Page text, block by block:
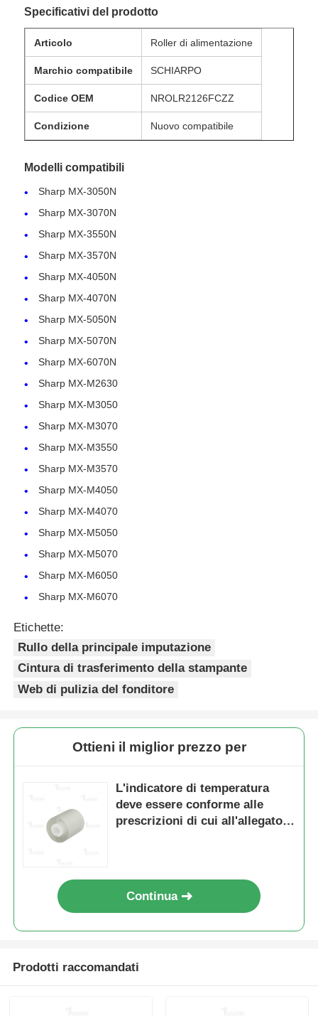
Casa
Prodotti
Chi siamo
Contattaci
Tutti i casi
Richiedere un preventivo
HP TONER CHIP
Chip toner Xerox
Chip toner Lexmark
Specificativi del prodotto
Articolo Roller di alimentazione
Marchio compatibile SCHIARPO
Codice OEM NROLR2126FCZZ
Condizione Nuovo compatibile
Modelli compatibili
Sharp MX-3050N
Sharp MX-3070N
Sharp MX-3550N
Sharp MX-3570N
Sharp MX-4050N
Sharp MX-4070N
Sharp MX-5050N
Sharp MX-5070N
Sharp MX-6070N
Sharp MX-M2630
Sharp MX-M3050
Sharp MX-M3070
Sharp MX-M3550
Sharp MX-M3570
Sharp MX-M4050
Sharp MX-M4070
Sharp MX-M5050
Sharp MX-M5070
Sharp MX-M6050
Sharp MX-M6070
Etichette:
Rullo della principale imputazione
Cintura di trasferimento della stampante
Web di pulizia del fonditore
Ottieni il miglior prezzo per
L'indicatore di temperatura
deve essere conforme alle
prescrizioni di cui all'allegato I,
Continua
Prodotti raccomandati